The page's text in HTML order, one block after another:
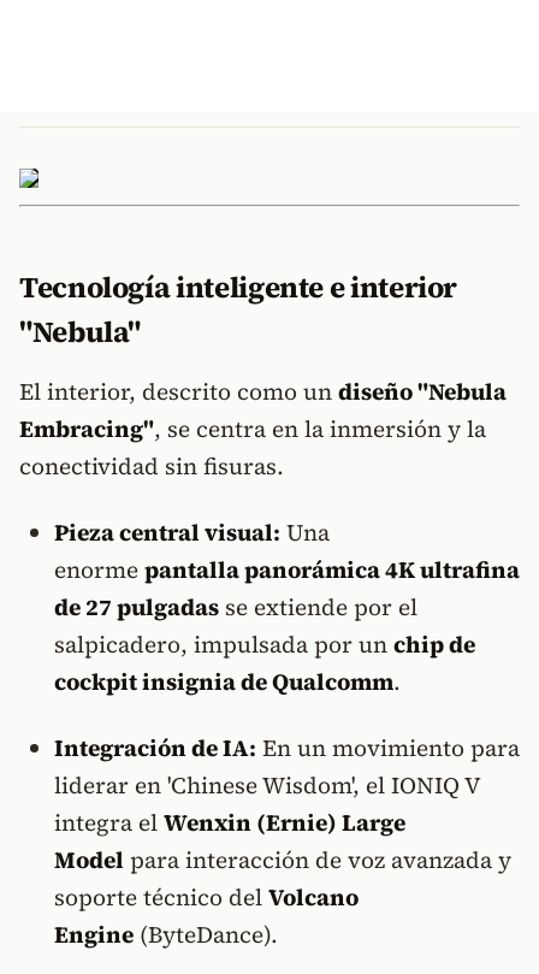
Tecnología inteligente e interior
"Nebula"
El interior, descrito como undiseño "Nebula
Embracing", se centra en la inmersión y la
conectividad sin fisuras.
Pieza central visual: Una
enormepantalla panorámica 4K ultrafina
de 27 pulgadasse extiende por el
salpicadero, impulsada por unchip de
cockpit insignia de Qualcomm.
Integración de IA: En un movimiento para
liderar en 'Chinese Wisdom', el IONIQ V
integra elWenxin (Ernie) Large
Model para interacción de voz avanzada y
soporte técnico delVolcano
Engine(ByteDance).